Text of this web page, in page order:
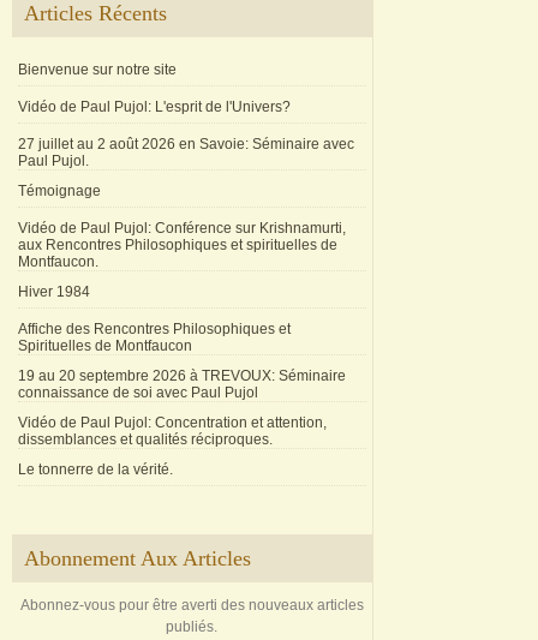
Articles Récents
Bienvenue sur notre site
Vidéo de Paul Pujol: L'esprit de l'Univers?
27 juillet au 2 août 2026 en Savoie: Séminaire avec
Paul Pujol.
Témoignage
Vidéo de Paul Pujol: Conférence sur Krishnamurti,
aux Rencontres Philosophiques et spirituelles de
Montfaucon.
Hiver 1984
Affiche des Rencontres Philosophiques et
Spirituelles de Montfaucon
19 au 20 septembre 2026 à TREVOUX: Séminaire
connaissance de soi avec Paul Pujol
Vidéo de Paul Pujol: Concentration et attention,
dissemblances et qualités réciproques.
Le tonnerre de la vérité.
Abonnement Aux Articles
Abonnez-vous pour être averti des nouveaux articles
publiés.